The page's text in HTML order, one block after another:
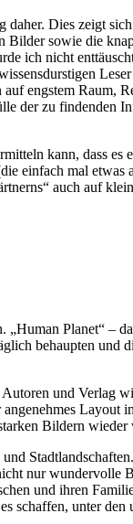
daher. Dies zeigt
sowie die
ich nicht
engstem Raum,
der zu findenden
kann, dass es
einfach mal
auch auf
„Human Planet“ –
behaupten und
und Verlag
Layout
Bildern wieder
nur wundervolle
und ihren
schaffen, unter